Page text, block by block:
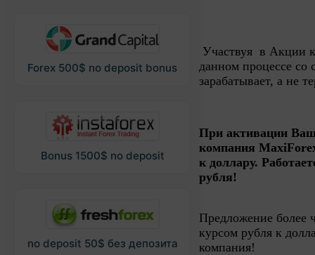
Forex 500$ no deposit bonus
Bonus 1500$ no deposit
no deposit 50$ без депозита
Участвуя в Акции
данном процессе со
зарабатывает, а не
При активации
компания
к доллару.
рубля!
Предложение более
курсом рубля к
компания!